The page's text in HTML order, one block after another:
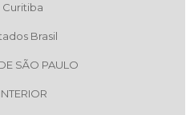
Curitiba
Brasil
SÃO PAULO
INTERIOR